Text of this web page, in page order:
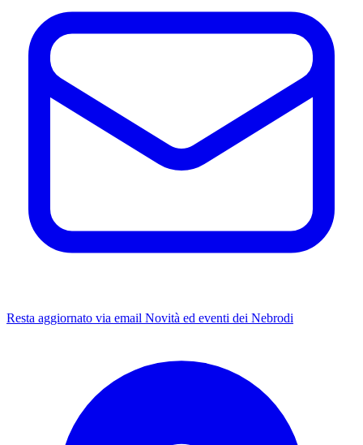
Resta aggiornato via email Novità ed eventi dei Nebrodi